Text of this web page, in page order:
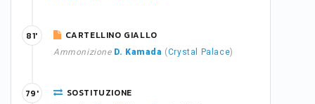
CARTELLINO GIALLO
Ammonizione D. Kamada (Crystal Palace)
81'
SOSTITUZIONE
79'